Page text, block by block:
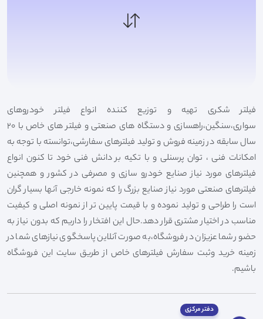
فیلتر شکری تهیه و توزیع کننده انواع فیلتر خودروهای
سواری،سنگین،راهسازی و دستگاه های صنعتی و فیلتر های خاص با 20
سال سابقه در زمینه فروش و تولید فیلترهای سفارشی،توانسته با توجه به
امکانات فنی ، توان پرسنلی و با تکیه بر دانش فنی خود تا کنون انواع
فیلترهای مورد نیاز صنایع خودرو سازی و مصرفی در کشور و همچنین
فیلترهای صنعتی مورد نیاز صنایع بزرگ را که نمونه خارجی آنها بسیار گران
است را طراحی و تولید نموده و با قیمت پایین تر از نمونه اصلی و کیفیت
مناسب در اختیار مشتری قرار دهد.حال این افتخار را داریم که بدون نیاز به
حضور شما عزیزان در فروشگاه،به صورت آنلاین پاسخگوی نیازهای شما در
زمینه خرید وثبت سفارش فیلترهای خاص از طریق سایت این فروشگاه
باشیم.
دفتر مرکزی